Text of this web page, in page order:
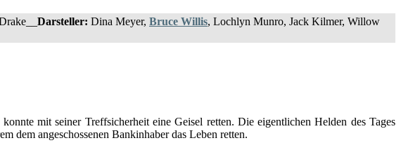
Darsteller: Dina Meyer, Bruce Willis, Lochlyn Munro, Jack Kilmer, Willow
mit seiner Treffsicherheit eine Geisel retten. Die eigentlichen Helden des Tages
dem angeschossenen Bankinhaber das Leben retten.